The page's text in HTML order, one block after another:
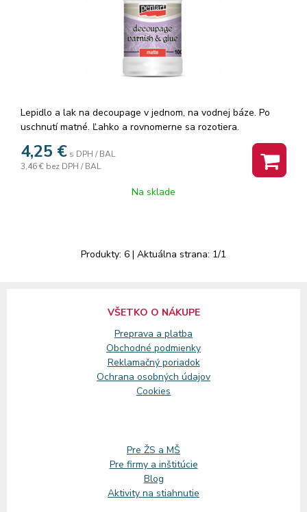
Lepidlo a lak na decoupage v jednom, na vodnej báze. Po
uschnutí matné. Ľahko a rovnomerne sa rozotiera.
Používame ho pod a nad ryžové papiere, aj servítky. Klasický
papier na decoupage namočme pred jeho prilepením do
vody. Lepidlo rozotierame po povrchu papiera vždy od stredu
4,25 € s DPH / BAL
3,46 € bez DPH / BAL
Na sklade
Produkty: 6 | Aktuálna strana: 1/1
VŠETKO O NÁKUPE
Preprava a platba
Obchodné podmienky
Reklamačný poriadok
Ochrana osobných údajov
Cookies
Pre ŽS a MŠ
Pre firmy a inštitúcie
Blog
Aktivity na stiahnutie